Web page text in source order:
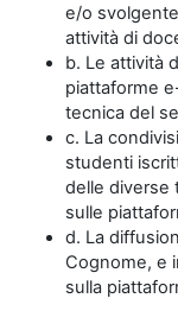
e/o
attività di
b. Le attività
piattaforme
tecnica del
c. La
studenti
delle diverse
sulle
d. La
Cognome, e
sulla